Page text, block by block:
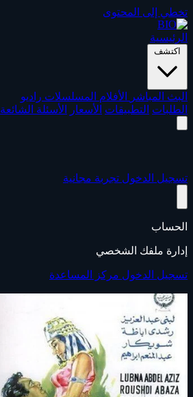
تخطي إلى المحتوى
الرئيسية
اكتشف
البث المباشر الأفلام المسلسلات راديو
الطلبات التطبيقات الأسعار الأسئلة الشائعة
تسجيل الدخول تجربة مجانية
الحساب
إدارة ملفك الشخصي
تسجيل الدخول مركز المساعدة